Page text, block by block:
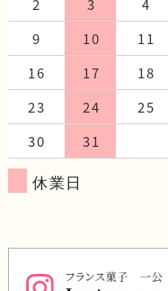
2
3 4
9
10 11
16
17 18
23
24 25
30
31
休業日